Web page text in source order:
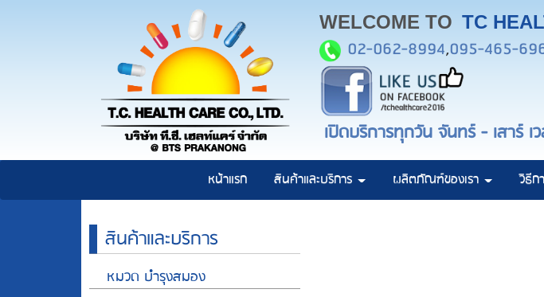
หน้าแรก สินค้าและบริการ ผลิตภัณฑ์ของเรา วิธีก
WELCOME TO TC
02-062-8994,095-465-
เปิดบริการทุกวัน จันทร์ - เสาร์ เ
สินค้าและบริการ
หมวด บำรุงสมอง